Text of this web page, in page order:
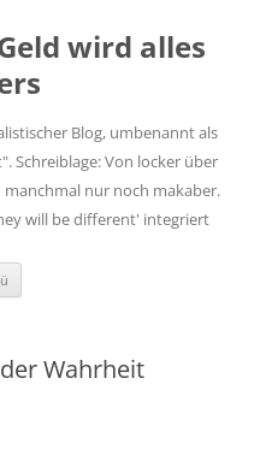
wird alles
Blog, umbenannt als
Schreiblage: Von locker über
nur noch makaber.
will be different' integriert
Wahrheit